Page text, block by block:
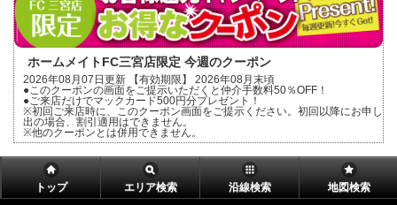
ホームメイトFC三宮店限定 今週のクーポン
2026年08月07日更新 【有効期限】 2026年08月末頃
●このクーポンの画面をご提示いただくと仲介手数料50％OFF！
●ご来店だけでマックカード500円分プレゼント！
※初回ご来店時に、このクーポン画面をご提示ください。初回以降にお申し
出の場合、割引適用はできません。
※他のクーポンとは併用できません。
トップ エリア検索 沿線検索 地図検索